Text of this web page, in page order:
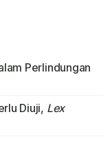
Perlindungan
Diuji, Lex